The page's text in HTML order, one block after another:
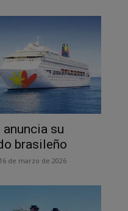
su
brasileño
16 de marzo de 2026